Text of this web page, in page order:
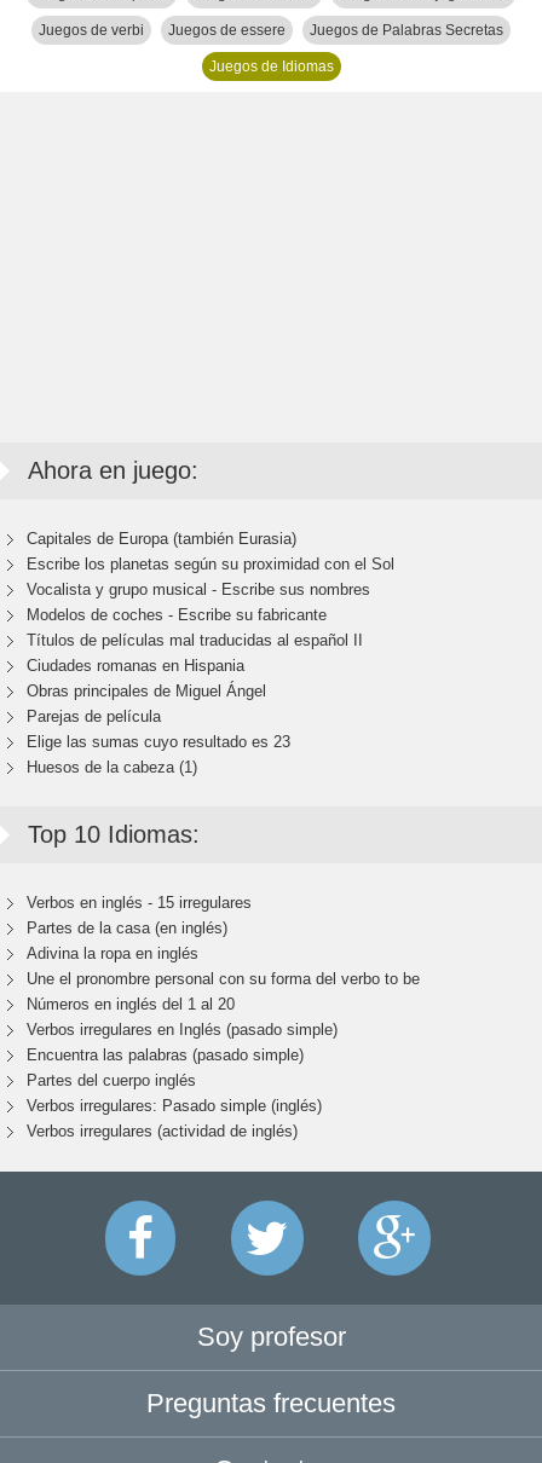
Juegos de verbi Juegos de essere Juegos de Palabras Secretas
Juegos de Idiomas
Ahora en juego:
Capitales de Europa (también Eurasia)
Escribe los planetas según su proximidad con el Sol
Vocalista y grupo musical - Escribe sus nombres
Modelos de coches - Escribe su fabricante
Títulos de películas mal traducidas al español II
Ciudades romanas en Hispania
Obras principales de Miguel Ángel
Parejas de película
Elige las sumas cuyo resultado es 23
Huesos de la cabeza (1)
Top 10 Idiomas:
Verbos en inglés - 15 irregulares
Partes de la casa (en inglés)
Adivina la ropa en inglés
Une el pronombre personal con su forma del verbo to be
Números en inglés del 1 al 20
Verbos irregulares en Inglés (pasado simple)
Encuentra las palabras (pasado simple)
Partes del cuerpo inglés
Verbos irregulares: Pasado simple (inglés)
Verbos irregulares (actividad de inglés)
Soy profesor
Preguntas frecuentes